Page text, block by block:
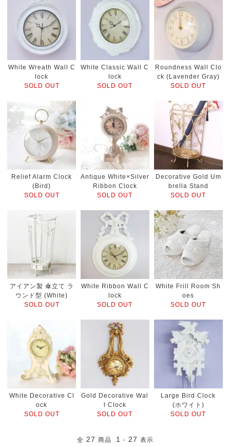
White Wreath Wall C
lock
SOLD OUT
White Classic Wall C
lock
SOLD OUT
Roundness Wall Clo
ck (Lavender Gray)
SOLD OUT
Relief Alarm Clock
(Bird)
SOLD OUT
Antique White×Silver
Ribbon Clock
SOLD OUT
Decorative Gold Um
brella Stand
SOLD OUT
アイアン製 傘立て ラ
ウンド型 (White)
SOLD OUT
White Ribbon Wall C
lock
SOLD OUT
White Frill Room Sh
oes
SOLD OUT
White Decorative Cl
ock
SOLD OUT
Gold Decorative Wal
l Clock
SOLD OUT
Large Bird Clock
(ホワイト)
SOLD OUT
全 27 商品 1 - 27 表示